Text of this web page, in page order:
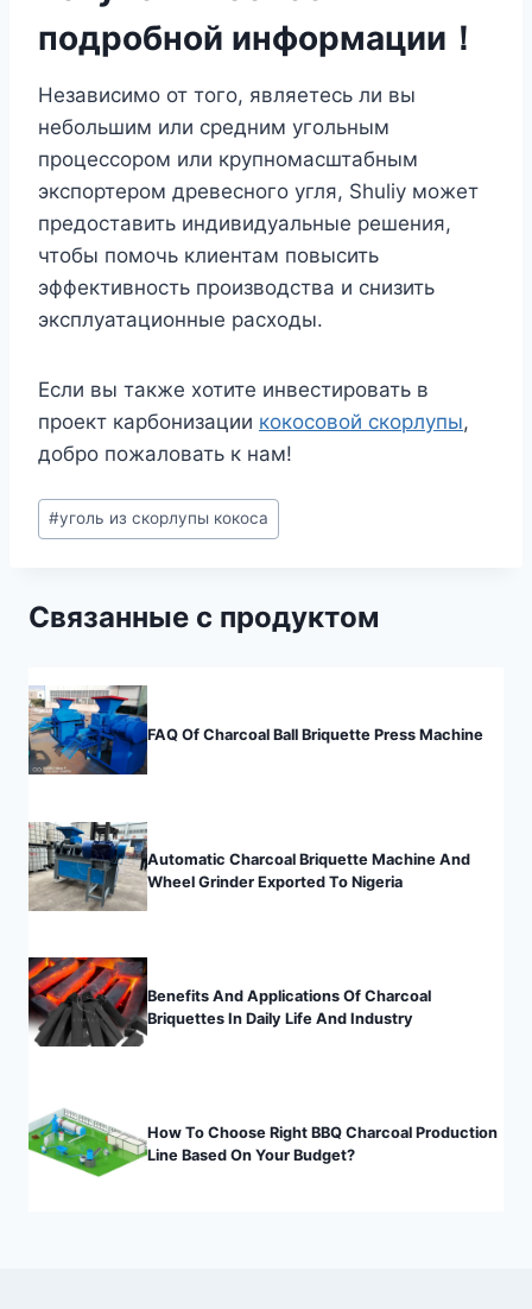
подробной информации！
Независимо от того, являетесь ли вы
небольшим или средним угольным
процессором или крупномасштабным
экспортером древесного угля, Shuliy может
предоставить индивидуальные решения,
чтобы помочь клиентам повысить
эффективность производства и снизить
эксплуатационные расходы.
Если вы также хотите инвестировать в
проект карбонизации кокосовой скорлупы,
добро пожаловать к нам!
Метки
записи:
#уголь из скорлупы кокоса
Связанные с продуктом
FAQ Of Charcoal Ball Briquette Press Machine
Automatic Charcoal Briquette Machine And
Wheel Grinder Exported To Nigeria
Benefits And Applications Of Charcoal
Briquettes In Daily Life And Industry
How To Choose Right BBQ Charcoal Production
Line Based On Your Budget?